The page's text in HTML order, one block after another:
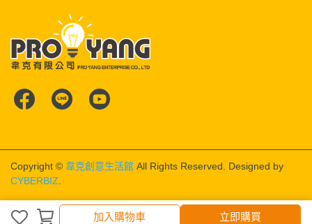
加入購物車 立即購買
Copyright © 韋克創意生活館 All Rights Reserved.
Designed by
CYBERBIZ